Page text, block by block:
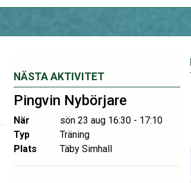
NÄSTA AKTIVITET
Pingvin Nybörjare
När
sön 23 aug 16:30 - 17:10
Typ
Träning
Plats
Täby Simhall